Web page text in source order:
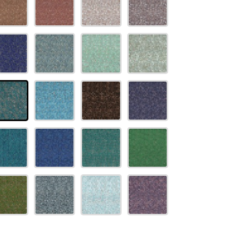
doccia completiPiantane da bagno
Diffusori con bastoncino